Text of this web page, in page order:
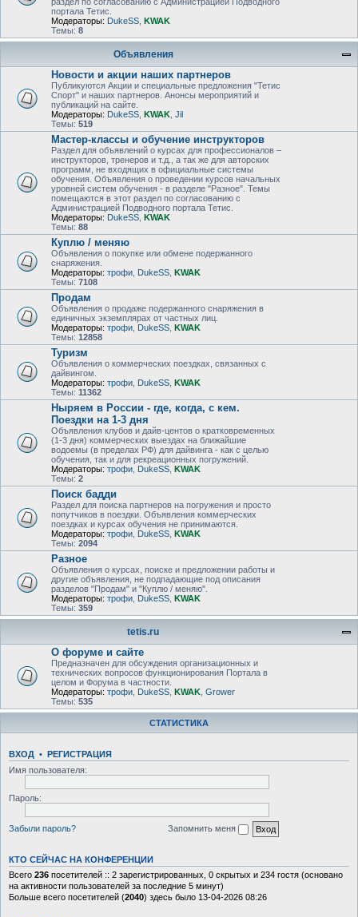
портала Тетис.
Модераторы: DukeSS KWAK
Темы: 8
Объявления
Новости и акции наших партнеров
Публикуются Акции и специальные предложения "Тетис
Спорт" и наших партнеров. Анонсы мероприятий и
публикаций на сайте.
Модераторы: DukeSS KWAK Jil
Темы: 519
Мастер-классы и обучение инструкторов
Раздел для объявлений о курсах для профессионалов –
инструкторов, тренеров и т.д., а так же для авторских
программ, не входящих в официальные системы
обучения. Объявления о проведении курсов начальных
уровней систем обучения - в разделе "Разное". Темы
помещаются в этот раздел по согласованию с
Администрацией Подводного портала Тетис.
Модераторы: DukeSS KWAK
Темы: 88
Куплю / меняю
Объявления о покупке или обмене подержанного
снаряжения.
Модераторы: трофи DukeSS KWAK
Темы: 7108
Продам
Объявления о продаже подержанного снаряжения в
единичных экземплярах от частных лиц.
Модераторы: трофи DukeSS KWAK
Темы: 12858
Туризм
Объявления о коммерческих поездках, связанных с
дайвингом.
Модераторы: трофи DukeSS KWAK
Темы: 11362
Ныряем в России - где, когда, с кем.
Поездки на 1-3 дня
Объявления клубов и дайв-центов о кратковременных
(1-3 дня) коммерческих выездах на ближайшие
водоемы (в пределах РФ) для дайвинга - как с целью
обучения, так и для рекреационных погружений.
Модераторы: трофи DukeSS KWAK
Темы: 2
Поиск бадди
Раздел для поиска партнеров на погружения и просто
попутчиков в поездки. Объявления коммерческих
поездках и курсах обучения не принимаются.
Модераторы: трофи DukeSS KWAK
Темы: 2094
Разное
Объявления о курсах, поиске и предложении работы и
другие объявления, не подпадающие под описания
разделов "Продам" и "Куплю / меняю".
Модераторы: трофи DukeSS KWAK
Темы: 359
tetis.ru
О форуме и сайте
Предназначен для обсуждения организационных и
технических вопросов функционирования Портала в
целом и Форума в частности.
Модераторы: трофи DukeSS KWAK Grower
Темы: 535
СТАТИСТИКА
ВХОД • РЕГИСТРАЦИЯ
Имя пользователя:
Пароль:
Забыли пароль? Запомнить меня
КТО СЕЙЧАС НА КОНФЕРЕНЦИИ
Всего 236 посетителей :: 2 зарегистрированных, 0 скрытых и 234 гостя (основано
на активности пользователей за последние 5 минут)
Больше всего посетителей (2040) здесь было 13-04-2026 08:26